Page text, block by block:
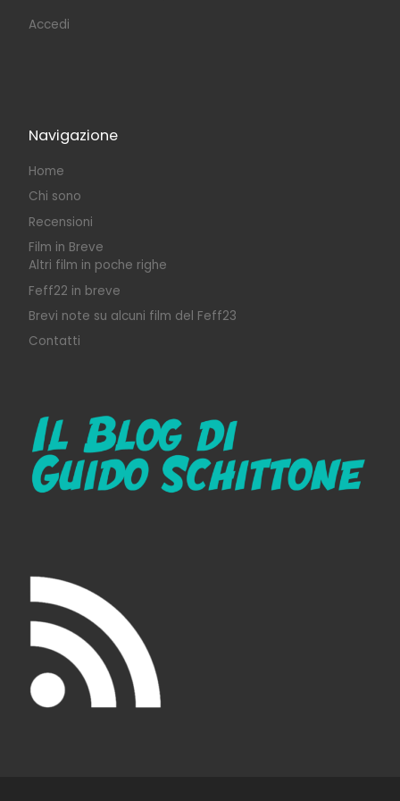
Accedi
Navigazione
Home
Chi sono
Recensioni
Film in Breve
Altri film in poche righe
Feff22 in breve
Brevi note su alcuni film del Feff23
Contatti